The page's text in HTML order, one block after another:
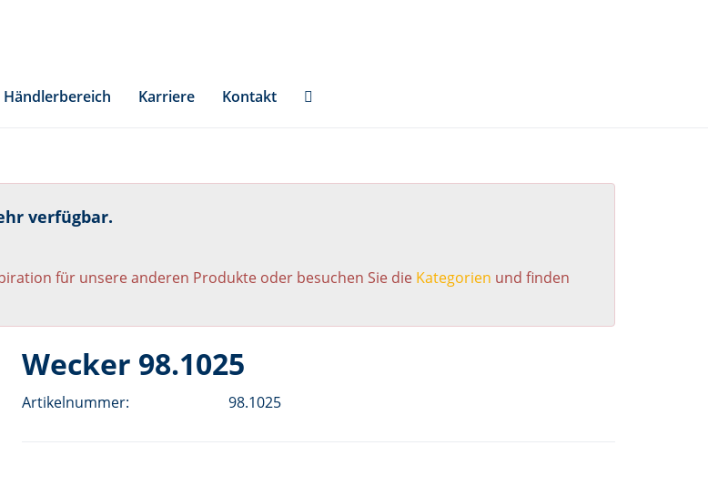
Händlerbereich Karriere Kontakt
verfügbar.
für unsere anderen Produkte oder besuchen Sie die Kategorien und finden
Wecker 98.1025
Artikelnummer: 98.1025